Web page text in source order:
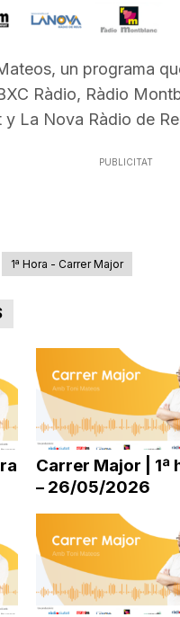
un programa
Ràdio, Ràdio
y La Nova Ràdio de
PUBLICITAT
1ª Hora - Carrer Major
Carrer Major | 1ª
– 26/05/2026